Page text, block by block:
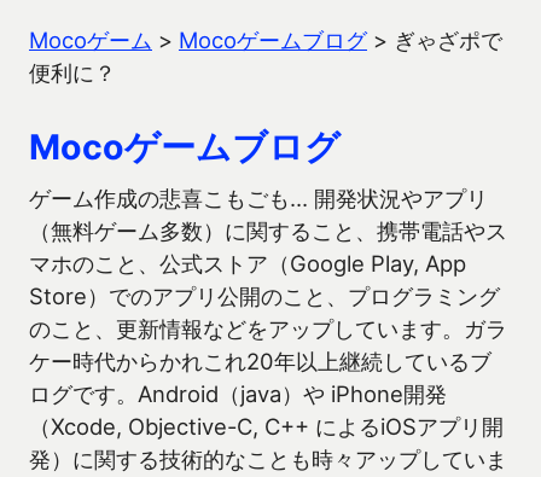
Mocoゲーム > Mocoゲームブログ> ぎゃざポで
便利に？
Mocoゲームブログ
ゲーム作成の悲喜こもごも… 開発状況やアプリ
（無料ゲーム多数）に関すること、携帯電話やス
マホのこと、公式ストア（Google Play, App
Store）でのアプリ公開のこと、プログラミング
のこと、更新情報などをアップしています。ガラ
ケー時代からかれこれ20年以上継続しているブ
ログです。Android（java）や iPhone開発
（Xcode, Objective-C, C++ によるiOSアプリ開
発）に関する技術的なことも時々アップしていま